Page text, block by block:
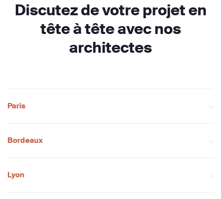
Discutez de votre projet en
tête à tête avec nos
architectes
Paris
Bordeaux
Lyon